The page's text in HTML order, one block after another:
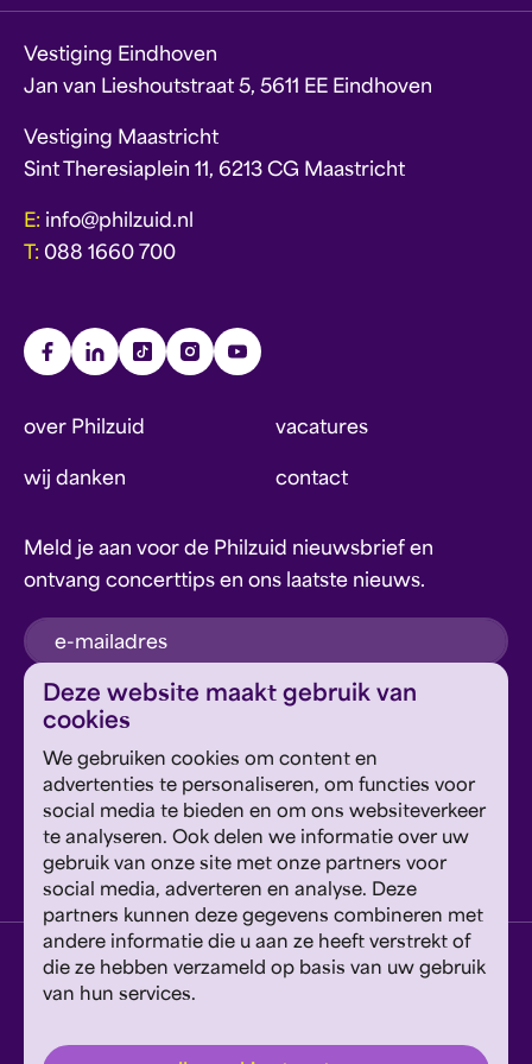
Deze website maakt gebruik van
cookies
We gebruiken cookies om content en
advertenties te personaliseren, om functies voor
social media te bieden en om ons websiteverkeer
te analyseren. Ook delen we informatie over uw
gebruik van onze site met onze partners voor
social media, adverteren en analyse. Deze
partners kunnen deze gegevens combineren met
andere informatie die u aan ze heeft verstrekt of
die ze hebben verzameld op basis van uw gebruik
van hun services.
Vestiging Eindhoven
Jan van Lieshoutstraat 5, 5611 EE Eindhoven
Vestiging Maastricht
Sint Theresiaplein 11, 6213 CG Maastricht
E: info@philzuid.nl
T: 088 1660 700
over Philzuid vacatures
wij danken contact
Meld je aan voor de Philzuid nieuwsbrief en
ontvang concerttips en ons laatste nieuws.
inschrijven
Google's Privacyverklaring en Servicevoorwaarden
van toepassing.
Geef om Philzuid en steun ons!
steun ons
privacyverklaring disclaimer cookies wijzigen
website door exitable
© philzuid